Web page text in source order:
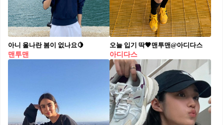
아니 울나란 봄이 없나요🍋⁠
맨투맨
오늘 입기 딱🖤맨투맨@아디다스
아디다스